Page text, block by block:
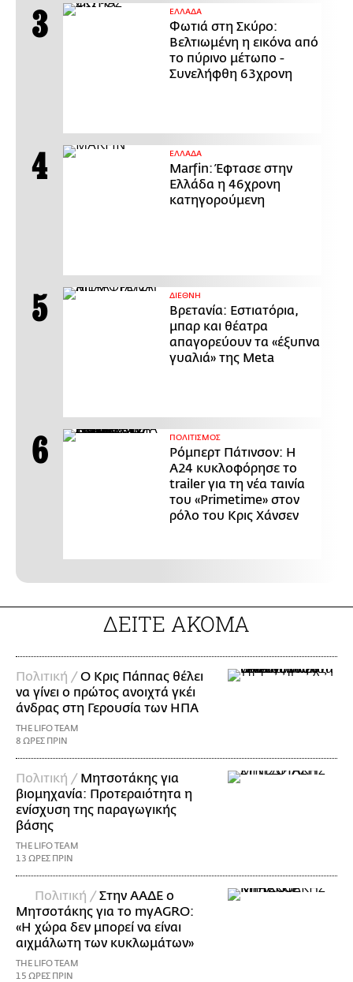
ΕΛΛΑΔΑ
Φωτιά στη Σκύρο:
Βελτιωμένη η εικόνα από
το πύρινο μέτωπο -
Συνελήφθη 63χρονη
ΕΛΛΑΔΑ
Marfin: Έφτασε στην
Ελλάδα η 46χρονη
κατηγορούμενη
ΔΙΕΘΝΗ
Βρετανία: Εστιατόρια,
μπαρ και θέατρα
απαγορεύουν τα «έξυπνα
γυαλιά» της Meta
ΠΟΛΙΤΙΣΜΟΣ
Ρόμπερτ Πάτινσον: Η
Α24 κυκλοφόρησε το
trailer για τη νέα ταινία
του «Primetime» στον
ρόλο του Κρις Χάνσεν
ΔΕΙΤΕ ΑΚΟΜΑ
Πολιτική /Ο Κρις Πάππας θέλει
να γίνει ο πρώτος ανοιχτά γκέι
άνδρας στη Γερουσία των ΗΠΑ
THE LIFO TEAM
8 ΩΡΕΣ ΠΡΙΝ
Πολιτική / Μητσοτάκης για
βιομηχανία: Προτεραιότητα η
ενίσχυση της παραγωγικής
βάσης
THE LIFO TEAM
13 ΩΡΕΣ ΠΡΙΝ
Πολιτική /Στην ΑΑΔΕ ο
Μητσοτάκης για το myAGRO:
«Η χώρα δεν μπορεί να είναι
αιχμάλωτη των κυκλωμάτων»
THE LIFO TEAM
15 ΩΡΕΣ ΠΡΙΝ